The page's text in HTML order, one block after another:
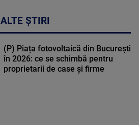
ALTE ȘTIRI
(P) Piața fotovoltaică din București
în 2026: ce se schimbă pentru
proprietarii de case și firme